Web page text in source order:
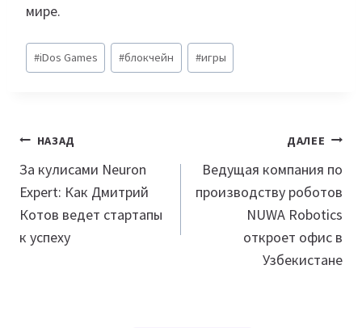
мире.
Метки
записи:
#iDos Games #блокчейн #игры
Навигация
по
записям
НАЗАД
За кулисами Neuron
Expert: Как Дмитрий
Котов ведет стартапы
к успеху
ДАЛЕЕ
Ведущая компания по
производству роботов
NUWA Robotics
откроет офис в
Узбекистане